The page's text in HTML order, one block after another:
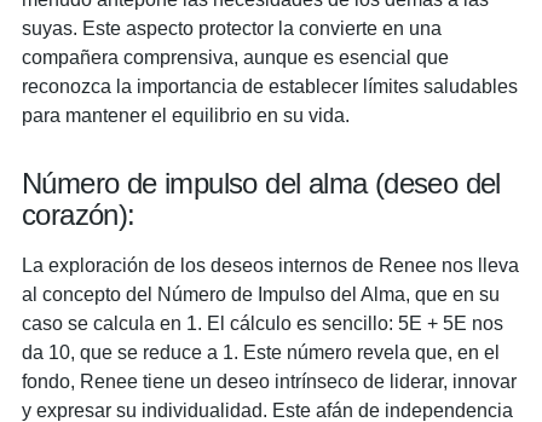
suyas. Este aspecto protector la convierte en una
compañera comprensiva, aunque es esencial que
reconozca la importancia de establecer límites saludables
para mantener el equilibrio en su vida.
Número de impulso del alma (deseo del
corazón):
La exploración de los deseos internos de Renee nos lleva
al concepto del Número de Impulso del Alma, que en su
caso se calcula en 1. El cálculo es sencillo: 5E + 5E nos
da 10, que se reduce a 1. Este número revela que, en el
fondo, Renee tiene un deseo intrínseco de liderar, innovar
y expresar su individualidad. Este afán de independencia